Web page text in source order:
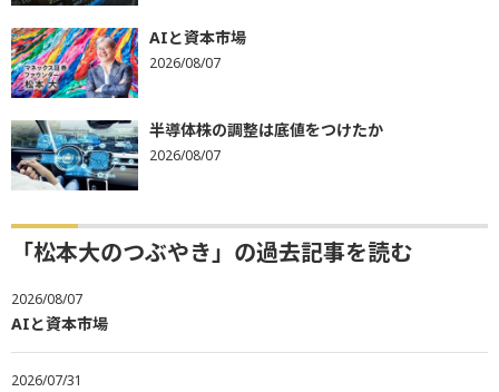
AIと資本市場
2026/08/07
半導体株の調整は底値をつけたか
2026/08/07
「松本大のつぶやき」の過去記事を読む
2026/08/07
AIと資本市場
2026/07/31